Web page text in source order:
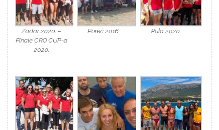
Zadar 2020. –
Finale CRO CUP-a
2020.
Poreč 2016. Pula 2020.